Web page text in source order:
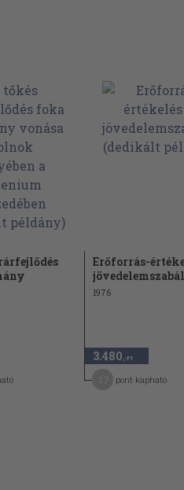
Erőforrás-
1976
3.480 ,-Ft
pont kapható